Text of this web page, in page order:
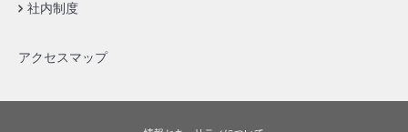
社内制度
アクセスマップ